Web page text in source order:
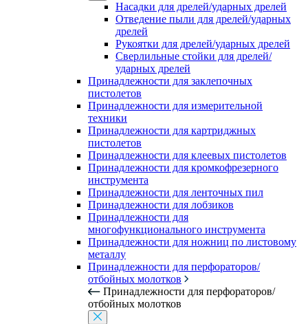
Насадки для дрелей/ударных дрелей
Отведение пыли для дрелей/ударных
дрелей
Рукоятки для дрелей/ударных дрелей
Сверлильные стойки для дрелей/
ударных дрелей
Принадлежности для заклепочных
пистолетов
Принадлежности для измерительной
техники
Принадлежности для картриджных
пистолетов
Принадлежности для клеевых пистолетов
Принадлежности для кромкофрезерного
инструмента
Принадлежности для ленточных пил
Принадлежности для лобзиков
Принадлежности для
многофункционального инструмента
Принадлежности для ножниц по листовому
металлу
Принадлежности для перфораторов/
отбойных молотков
Принадлежности для перфораторов/
отбойных молотков